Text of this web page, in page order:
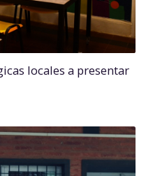
locales a presentar